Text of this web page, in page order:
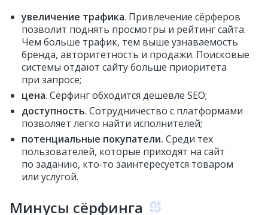
увеличение трафика. Привлечение сёрферов
позволит поднять просмотры и рейтинг сайта.
Чем больше трафик, тем выше узнаваемость
бренда, авторитетность и продажи. Поисковые
системы отдают сайту больше приоритета
при запросе;
цена. Сёрфинг обходится дешевле SEO;
доступность. Сотрудничество с платформами
позволяет легко найти исполнителей;
потенциальные покупатели. Среди тех
пользователей, которые приходят на сайт
по заданию, кто‑то заинтересуется товаром
или услугой.
Минусы сёрфинга